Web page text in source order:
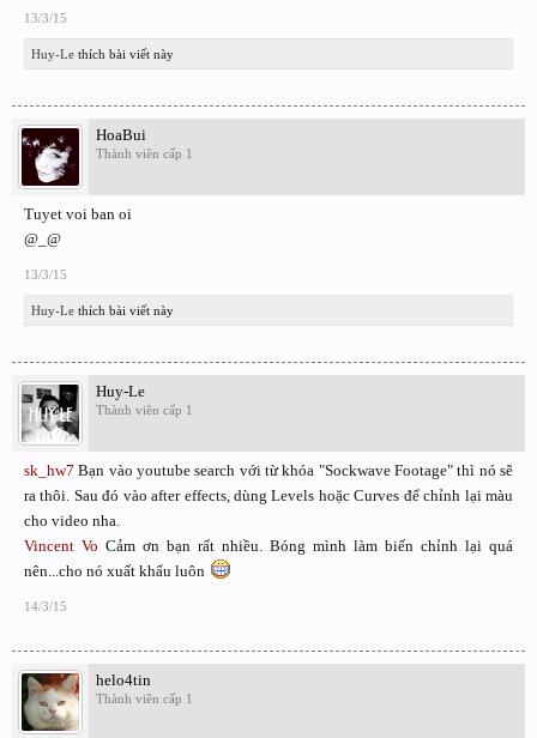
13/3/15
Huy-Le thích bài viết này
HoaBui
Thành viên cấp 1
Tuyet voi ban oi
@_@
13/3/15
Huy-Le thích bài viết này
Huy-Le
Thành viên cấp 1
sk_hw7 Bạn vào youtube search với từ khóa "Sockwave Footage" thì nó sẽ
ra thôi. Sau đó vào after effects, dùng Levels hoặc Curves để chỉnh lại màu
cho video nha.
Vincent Vo Cảm ơn bạn rất nhiều. Bóng mình làm biến chỉnh lại quá
nên...cho nó xuất khẩu luôn
14/3/15
helo4tin
Thành viên cấp 1